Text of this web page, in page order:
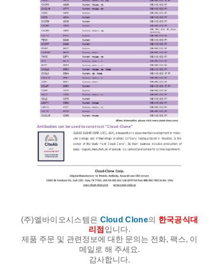
(주)엘바이오시스템은 Cloud Clone의 한국공식대
리점 입니다.
제품 주문 및 관련정보에 대한 문의는 전화, 팩스, 이
메일로 해 주세요.
감사합니다.